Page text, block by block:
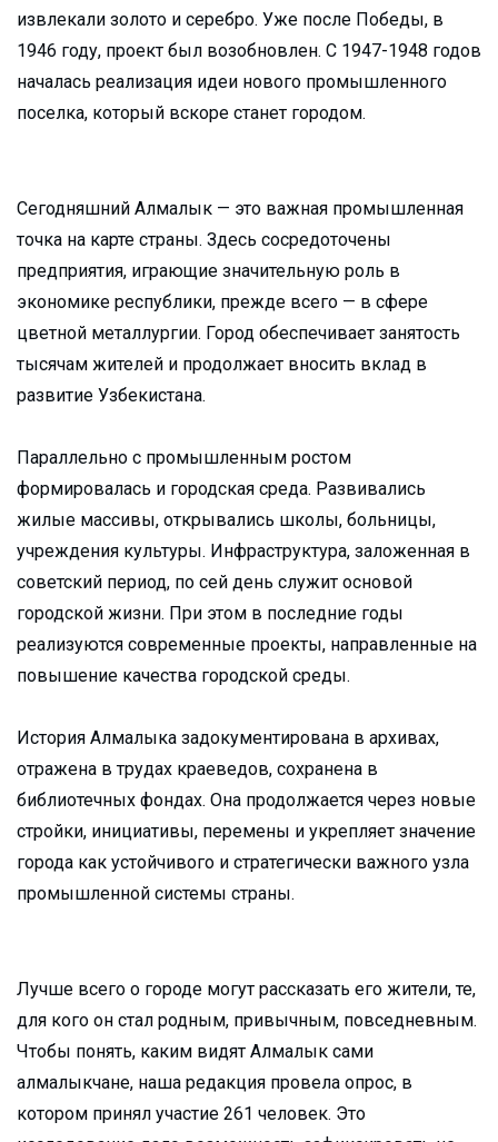
извлекали золото и серебро. Уже после Победы, в
1946 году, проект был возобновлен. С 1947-1948 годов
началась реализация идеи нового промышленного
поселка, который вскоре станет городом.
Сегодняшний Алмалык — это важная промышленная
точка на карте страны. Здесь сосредоточены
предприятия, играющие значительную роль в
экономике республики, прежде всего — в сфере
цветной металлургии. Город обеспечивает занятость
тысячам жителей и продолжает вносить вклад в
развитие Узбекистана.
Параллельно с промышленным ростом
формировалась и городская среда. Развивались
жилые массивы, открывались школы, больницы,
учреждения культуры. Инфраструктура, заложенная в
советский период, по сей день служит основой
городской жизни. При этом в последние годы
реализуются современные проекты, направленные на
повышение качества городской среды.
История Алмалыка задокументирована в архивах,
отражена в трудах краеведов, сохранена в
библиотечных фондах. Она продолжается через новые
стройки, инициативы, перемены и укрепляет значение
города как устойчивого и стратегически важного узла
промышленной системы страны.
Лучше всего о городе могут рассказать его жители, те,
для кого он стал родным, привычным, повседневным.
Чтобы понять, каким видят Алмалык сами
алмалыкчане, наша редакция провела опрос, в
котором принял участие 261 человек. Это